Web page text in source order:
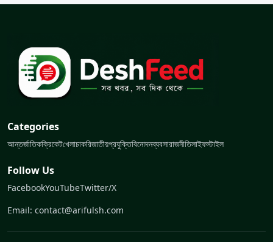
Categories
আন্তর্জাতিকক্রিকেটখেলাচাকরিজাতীয়প্রযুক্তিবিনোদনব্যবসারাজনীতিলাইফস্টাইল
Follow Us
FacebookYouTubeTwitter/X
Email: contact@arifulsh.com